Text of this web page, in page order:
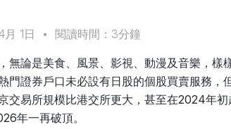
1日
• 閱讀時間：3分鐘
無論是美食、風景、影視、動漫及音樂，樣
門證券戶口未必設有日股的個股買賣服務
交易所規模比港交所更大，甚至在2024年
年一再破頂。